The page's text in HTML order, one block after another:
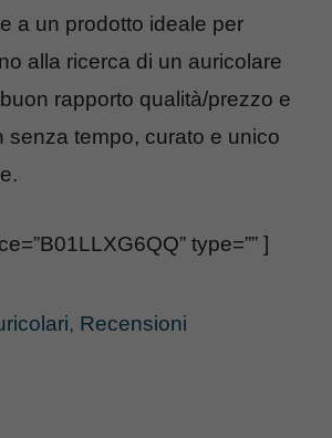
a un prodotto ideale per
alla ricerca di un auricolare
rapporto qualità/prezzo e
senza tempo, curato e unico
type=”” ]
, Recensioni